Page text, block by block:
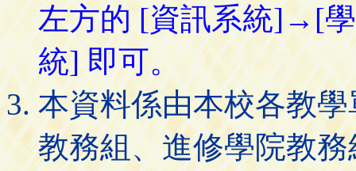
左方的 [資訊系統]→[
統] 即可。
本資料係由本校各教
教務組、進修學院教